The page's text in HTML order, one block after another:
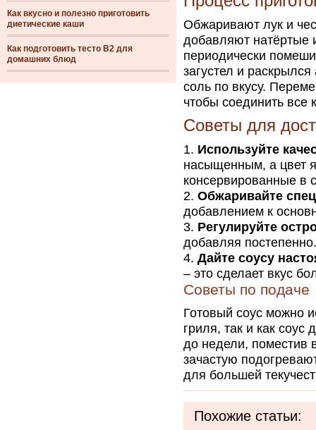
Как вкусно и полезно приготовить
диетические каши
Как подготовить тесто В2 для
домашних блюд
Обжаривают лук и
добавляют натёртые
периодически
загустел и
соль по вкусу.
чтобы соединить все
Советы для
Используйте
насыщенным, а цвет
консервированные в
Обжаривайте
добавлением к
Регулируйте
добавляя постепенно.
Дайте соусу
– это сделает вкус
Советы по подаче
Готовый соус можно
гриля, так и как
до недели, поместив
зачастую
для большей
Похожие статьи: